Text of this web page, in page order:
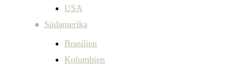
USA
Südamerika
Brasilien
Kolumbien